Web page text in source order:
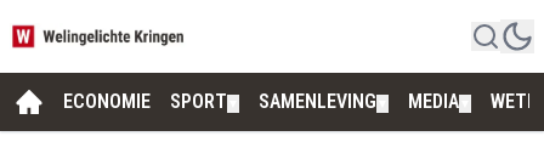
ECONOMIE SPORT SAMENLEVING MEDIA